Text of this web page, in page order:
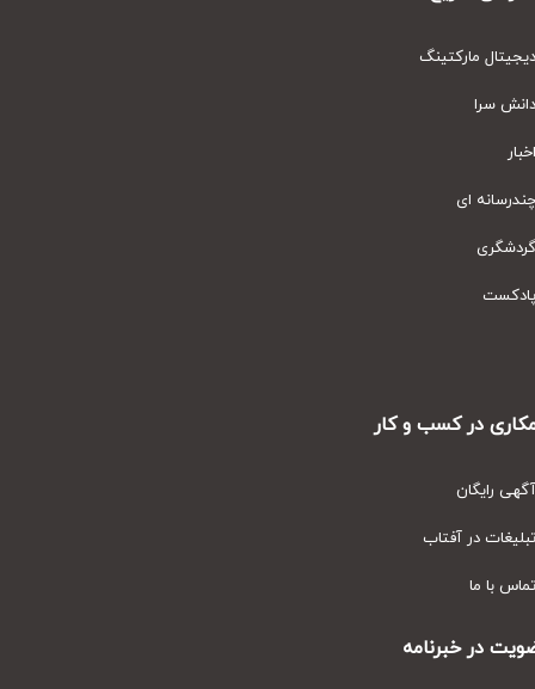
مارکتینگ
سرا
ای
در کسب و کار
رایگان
در آفتاب
با ما
در خبرنامه